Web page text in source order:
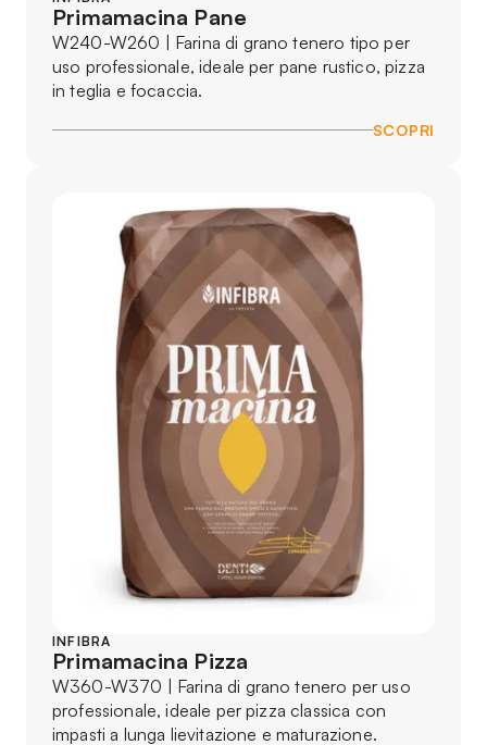
Primamacina Pane
W240-W260 | Farina di grano tenero tipo per
uso professionale, ideale per pane rustico, pizza
in teglia e focaccia.
SCOPRI
INFIBRA
Primamacina Pizza
W360-W370 | Farina di grano tenero per uso
professionale, ideale per pizza classica con
impasti a lunga lievitazione e maturazione.